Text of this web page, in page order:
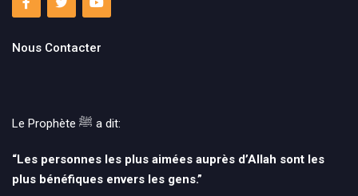
Nous Contacter
Le Prophète ﷺ‎ a dit:
“Les personnes les plus aimées auprès d’Allah sont les
plus bénéfiques envers les gens.”